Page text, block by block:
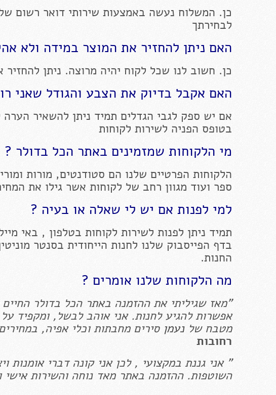
כן. המשלוח נעשה באמצעות שירותי דואר רשום
לבחירתך
האם ניתן להחזיר את המוצר במידה ולא
כן. חשוב לנו שכל לקוח יהיה מרוצה. ניתן להחזיר את
האם אקבל בדיוק את הצבע והגודל שאני
אם יש ספק לגבי הגדלים תמיד ניתן להשאיר
בטופס הפניה לשירות לקוחות
מי הלקוחות שמזמינים באתר הכל בדולר ?
הלקוחות הפרטיים שלנו הם סטודנטים, מורות
ספר ועוד מגוון רחב של לקוחות אשר גילו את
למי לפנות אם יש לי שאלה או בעיה ?
תמיד ניתן לפנות לשירות לקוחות בטלפון , באי
החנות.
מה הלקוחות שלנו אומרים ?
"מאז שגיליתי את ההזמנה באתר הכל בדולר החיים
אפשרות להגיע לחנות. אני אוהב לבשל, ומקפיד
מטבח שלנעמןסירים מחבתות וכלי אפיה,
רחובות
" אני גננת במקצועי , לכן אני קונה דברי אומנות
השוטפות. ההזמנה באתר מאד נוחה והשירות אישי